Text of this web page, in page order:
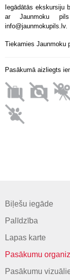
Iegādātās
ar Jaunmoku
info@jaunmokupils.lv.
Tiekamies Jaunmoku
Pasākumā aizliegts
Biļešu iegāde
Palīdzība
Lapas karte
Pasākumu
Pasākumu